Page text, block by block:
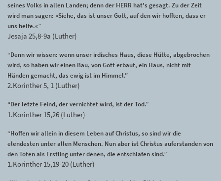
seines Volks in allen Landen; denn der HERR hat's gesagt. Zu der Zeit
wird man sagen: »Siehe, das ist unser Gott, auf den wir hofften, dass er
uns helfe.«”
Jesaja 25,8-9a (Luther)
“Denn wir wissen: wenn unser irdisches Haus, diese Hütte, abgebrochen
wird, so haben wir einen Bau, von Gott erbaut, ein Haus, nicht mit
Händen gemacht, das ewig ist im Himmel.”
2.Korinther 5, 1 (Luther)
“Der letzte Feind, der vernichtet wird, ist der Tod.”
1.Korinther 15,26 (Luther)
“Hoffen wir allein in diesem Leben auf Christus, so sind wir die
elendesten unter allen Menschen. Nun aber ist Christus auferstanden von
den Toten als Erstling unter denen, die entschlafen sind.”
1.Korinther 15,19-20 (Luther)